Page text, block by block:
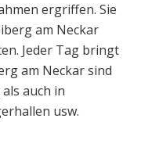
ergriffen. Sie
am Neckar
Jeder Tag bringt
am Neckar sind
auch in
usw.